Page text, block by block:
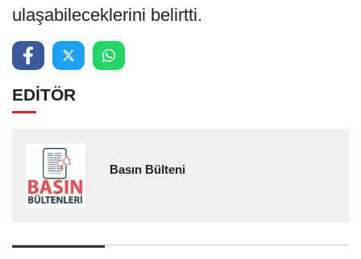
ulaşabileceklerini belirtti.
EDİTÖR
Basın Bülteni